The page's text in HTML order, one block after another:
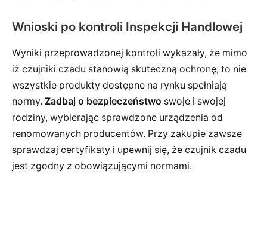
Wnioski po kontroli Inspekcji Handlowej
Wyniki przeprowadzonej kontroli wykazały, że mimo
iż czujniki czadu stanowią skuteczną ochronę, to nie
wszystkie produkty dostępne na rynku spełniają
normy. Zadbaj o bezpieczeństwo swoje i swojej
rodziny, wybierając sprawdzone urządzenia od
renomowanych producentów. Przy zakupie zawsze
sprawdzaj certyfikaty i upewnij się, że czujnik czadu
jest zgodny z obowiązującymi normami.